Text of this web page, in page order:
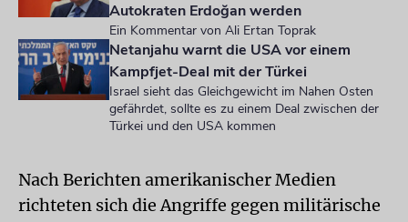
Autokraten Erdoğan werden
Ein Kommentar von Ali Ertan Toprak
Netanjahu warnt die USA vor einem
Kampfjet-Deal mit der Türkei
Israel sieht das Gleichgewicht im Nahen Osten
gefährdet, sollte es zu einem Deal zwischen der
Türkei und den USA kommen
Nach Berichten amerikanischer Medien
richteten sich die Angriffe gegen militärische